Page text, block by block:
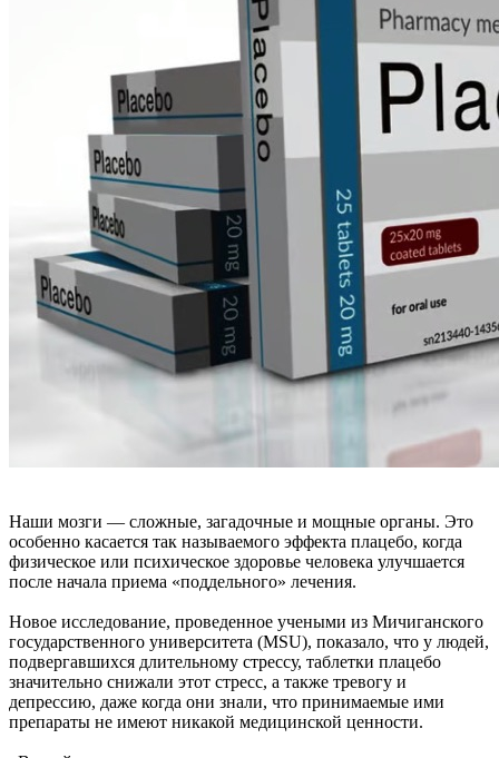
Наши мозги — сложные, загадочные и мощные органы. Это
особенно касается так называемого эффекта плацебо, когда
физическое или психическое здоровье человека улучшается
после начала приема «поддельного» лечения.
Новое исследование, проведенное учеными из Мичиганского
государственного университета (MSU), показало, что у людей,
подвергавшихся длительному стрессу, таблетки плацебо
значительно снижали этот стресс, а также тревогу и
депрессию, даже когда они знали, что принимаемые ими
препараты не имеют никакой медицинской ценности.